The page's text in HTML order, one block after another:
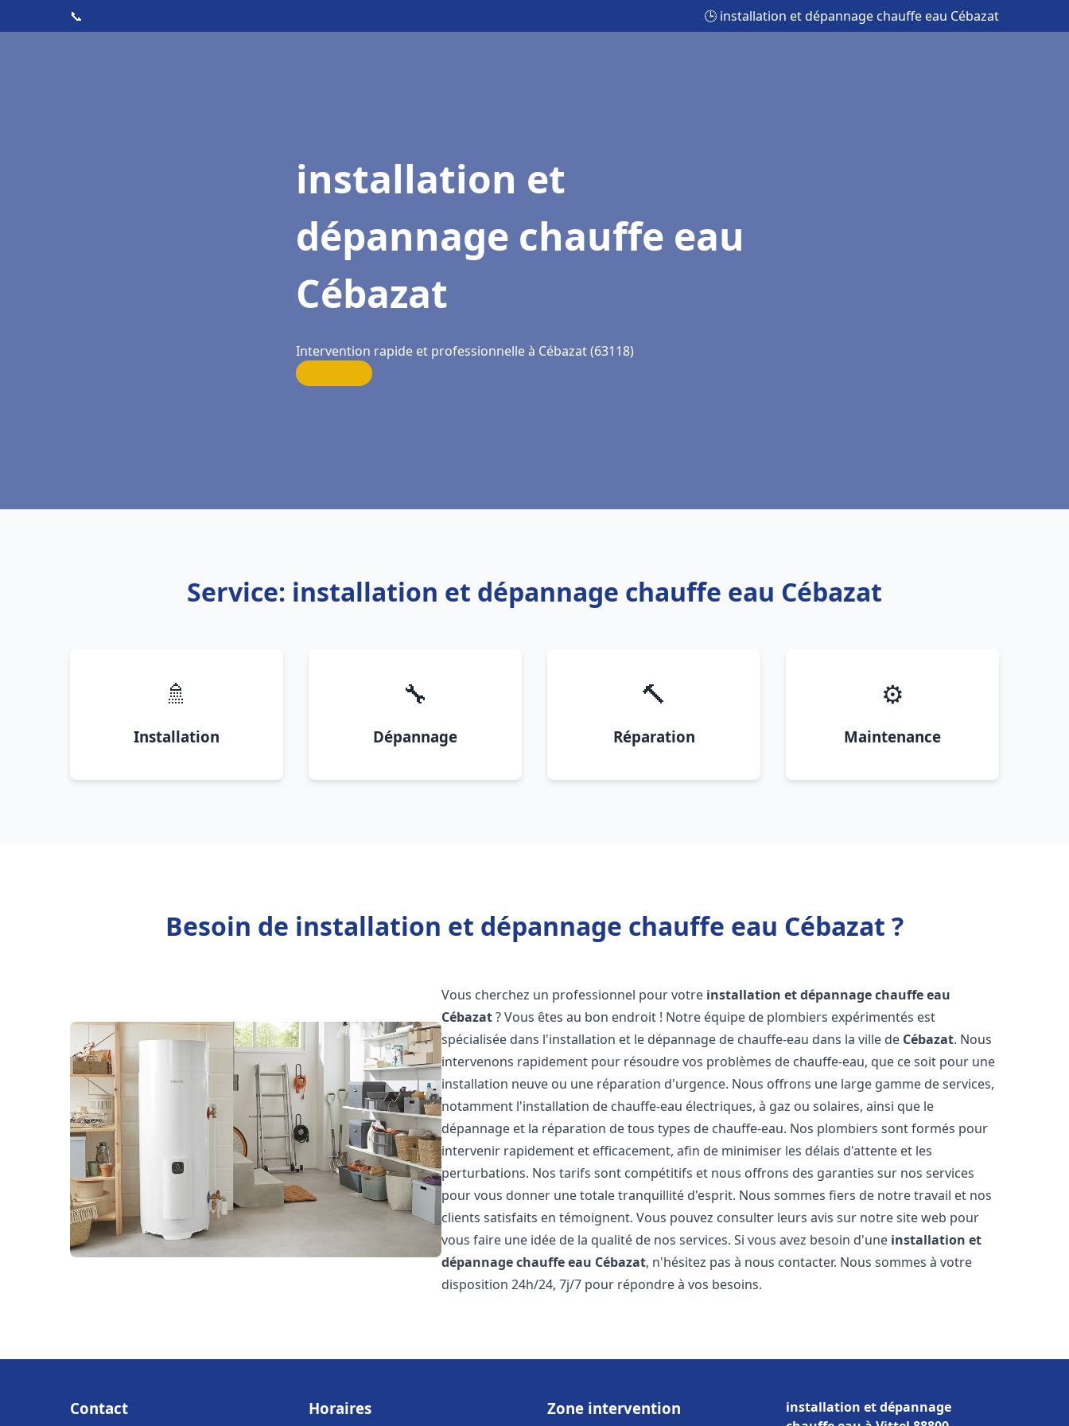
📞 🕒 installation et dépannage chauffe eau Cébazat
installation et
dépannage chauffe eau
Cébazat
Intervention rapide et professionnelle à Cébazat (63118)
Service: installation et dépannage chauffe eau Cébazat
🚿
Installation
🔧
Dépannage
🔨
Réparation
⚙️
Maintenance
Besoin de installation et dépannage chauffe eau Cébazat ?
Vous cherchez un professionnel pour votre installation et dépannage chauffe eau
Cébazat? Vous êtes au bon endroit ! Notre équipe de plombiers expérimentés est
spécialisée dans l'installation et le dépannage de chauffe-eau dans la ville de Cébazat. Nous
intervenons rapidement pour résoudre vos problèmes de chauffe-eau, que ce soit pour une
installation neuve ou une réparation d'urgence. Nous offrons une large gamme de services,
notamment l'installation de chauffe-eau électriques, à gaz ou solaires, ainsi que le
dépannage et la réparation de tous types de chauffe-eau. Nos plombiers sont formés pour
intervenir rapidement et efficacement, afin de minimiser les délais d'attente et les
perturbations. Nos tarifs sont compétitifs et nous offrons des garanties sur nos services
pour vous donner une totale tranquillité d'esprit. Nous sommes fiers de notre travail et nos
clients satisfaits en témoignent. Vous pouvez consulter leurs avis sur notre site web pour
vous faire une idée de la qualité de nos services. Si vous avez besoin d'une installation et
dépannage chauffe eau Cébazat, n'hésitez pas à nous contacter. Nous sommes à votre
disposition 24h/24, 7j/7 pour répondre à vos besoins.
Contact Horaires Zone intervention
installation et dépannage